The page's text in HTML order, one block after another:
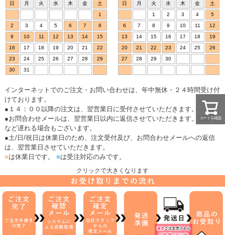
カートを確認
日
月 火 水 木 金
土
1
2
3 4 5 6 7
8
9
10 11 12 13 14
15
16
17 18 19 20 21
22
23
24 25 26 27 28
29
30
31
日
月 火 水 木 金
土
1
2 3 4
5
6
7 8 9 10 11
12
13
14 15 16 17 18
19
20
21 22 23 24 25
26
27
28 29 30
インターネットでのご注文・お問い合わせは、年中無休・２４時間受け付
けております。
●１４：００以降の注文は、翌営業日に受付させていただきます。
●お問合わせメールは、翌営業日以内に返信させていただきます。混雑時
など遅れる場合もございます。
●土/日/祝日は休業日のため、注文受付及び、お問合わせメールへの返信
は、翌営業日させていただきます。
■は休業日です。 ■は受注対応のみです。
クリックで大きくなります